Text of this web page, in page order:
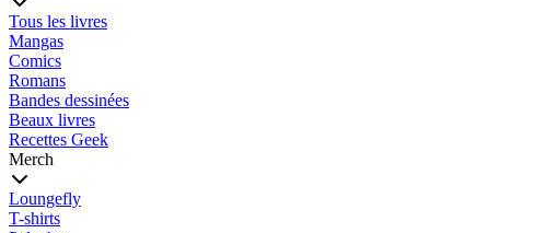
Tous les livres
Mangas
Comics
Romans
Bandes dessinées
Beaux livres
Recettes Geek
Merch
Loungefly
T-shirts